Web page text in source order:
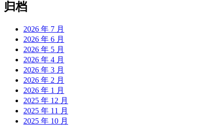
归档
2026 年 7 月
2026 年 6 月
2026 年 5 月
2026 年 4 月
2026 年 3 月
2026 年 2 月
2026 年 1 月
2025 年 12 月
2025 年 11 月
2025 年 10 月